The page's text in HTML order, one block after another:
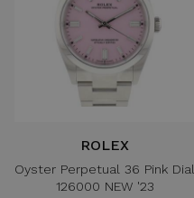
ROLEX
Oyster Perpetual 36 Pink Dial
126000 NEW '23